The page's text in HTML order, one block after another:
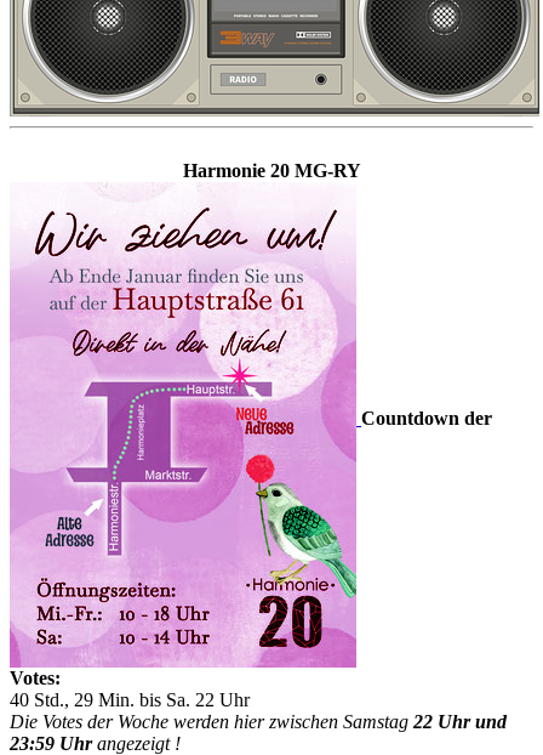
Harmonie 20 MG-RY
Countdown der
Votes:
40 Std., 29 Min. bis Sa. 22 Uhr
Die Votes der Woche werden hier zwischen Samstag 22 Uhr und
23:59 Uhrangezeigt !